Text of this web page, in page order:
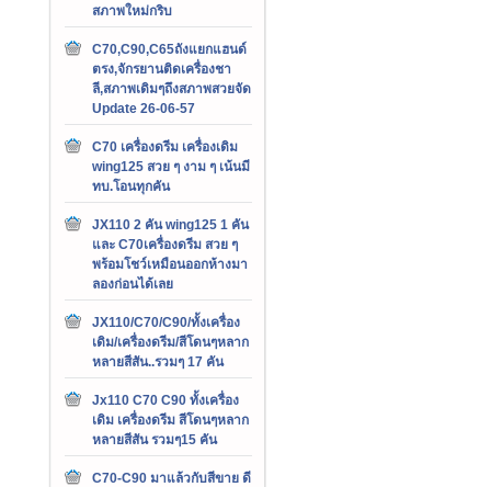
สภาพใหม่กริบ
C70,C90,C65ถังแยกแฮนด์
ตรง,จักรยานติดเครื่องชา
ลี,สภาพเดิมๆถึงสภาพสวยจัด
Update 26-06-57
C70 เครื่องดรีม เครื่องเดิม
wing125 สวย ๆ งาม ๆ เน้นมี
ทบ.โอนทุกคัน
JX110 2 คัน wing125 1 คัน
และ C70เครื่องดรีม สวย ๆ
พร้อมโชว์เหมือนออกห้างมา
ลองก่อนได้เลย
JX110/C70/C90/ทั้งเครื่อง
เดิม/เครื่องดรีม/สีโดนๆหลาก
หลายสีสัน..รวมๆ 17 คัน
Jx110 C70 C90 ทั้งเครื่อง
เดิม เครื่องดรีม สีโดนๆหลาก
หลายสีสัน รวมๆ15 คัน
C70-C90 มาแล้วกับสีขาย ดี